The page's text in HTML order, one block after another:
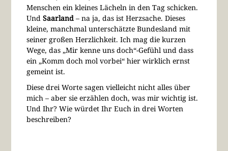
Menschen ein kleines Lächeln in den Tag schicken.
UndSaarland – na ja, das ist Herzsache. Dieses
kleine, manchmal unterschätzte Bundesland mit
seiner großen Herzlichkeit. Ich mag die kurzen
Wege, das „Mir kenne uns doch“-Gefühl und dass
ein „Komm doch mol vorbei“ hier wirklich ernst
gemeint ist.
Diese drei Worte sagen vielleicht nicht alles über
mich – aber sie erzählen doch, was mir wichtig ist.
Und Ihr? Wie würdet Ihr Euch in drei Worten
beschreiben?